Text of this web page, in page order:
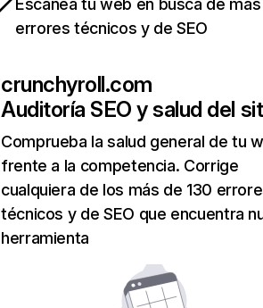
Escanea tu web en busca de
errores técnicos y de SEO
crunchyroll.com
Auditoría SEO y salud del
Comprueba la salud general de tu
frente a la competencia. Corrige
cualquiera de los más de 130
técnicos y de SEO que encuentra
herramienta